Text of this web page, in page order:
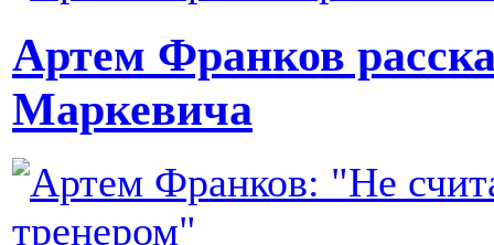
Артем Франков
Маркевича